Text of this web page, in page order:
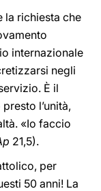
la richiesta che
internazionale
negli
È il
l’unità,
«Io faccio
21,5).‎
per
50 anni! La